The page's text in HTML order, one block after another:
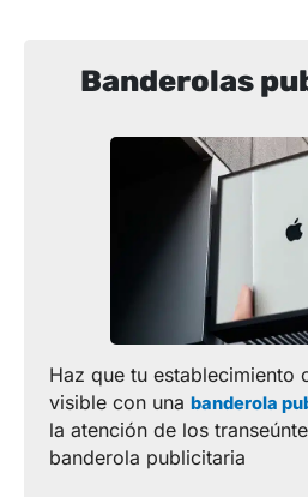
Banderolas
Haz que tu establecimiento
visible con una banderola
la atención de los
banderola publicitaria